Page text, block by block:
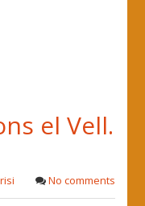
el Vell.
No comments